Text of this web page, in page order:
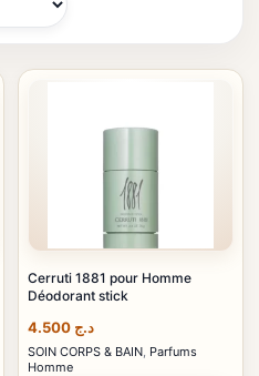
Cerruti 1881 pour Homme
Déodorant stick
د.ج
SOIN CORPS & BAIN, Parfums
Homme